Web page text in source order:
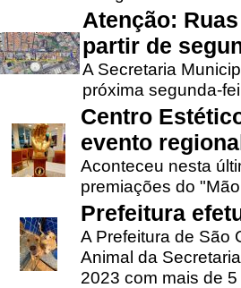
Atenção:
partir de
A Secretaria
próxima segunda-
Centro
evento
Aconteceu nesta
premiações do
Prefeitura
A Prefeitura de São
Animal da
2023 com mais de 5